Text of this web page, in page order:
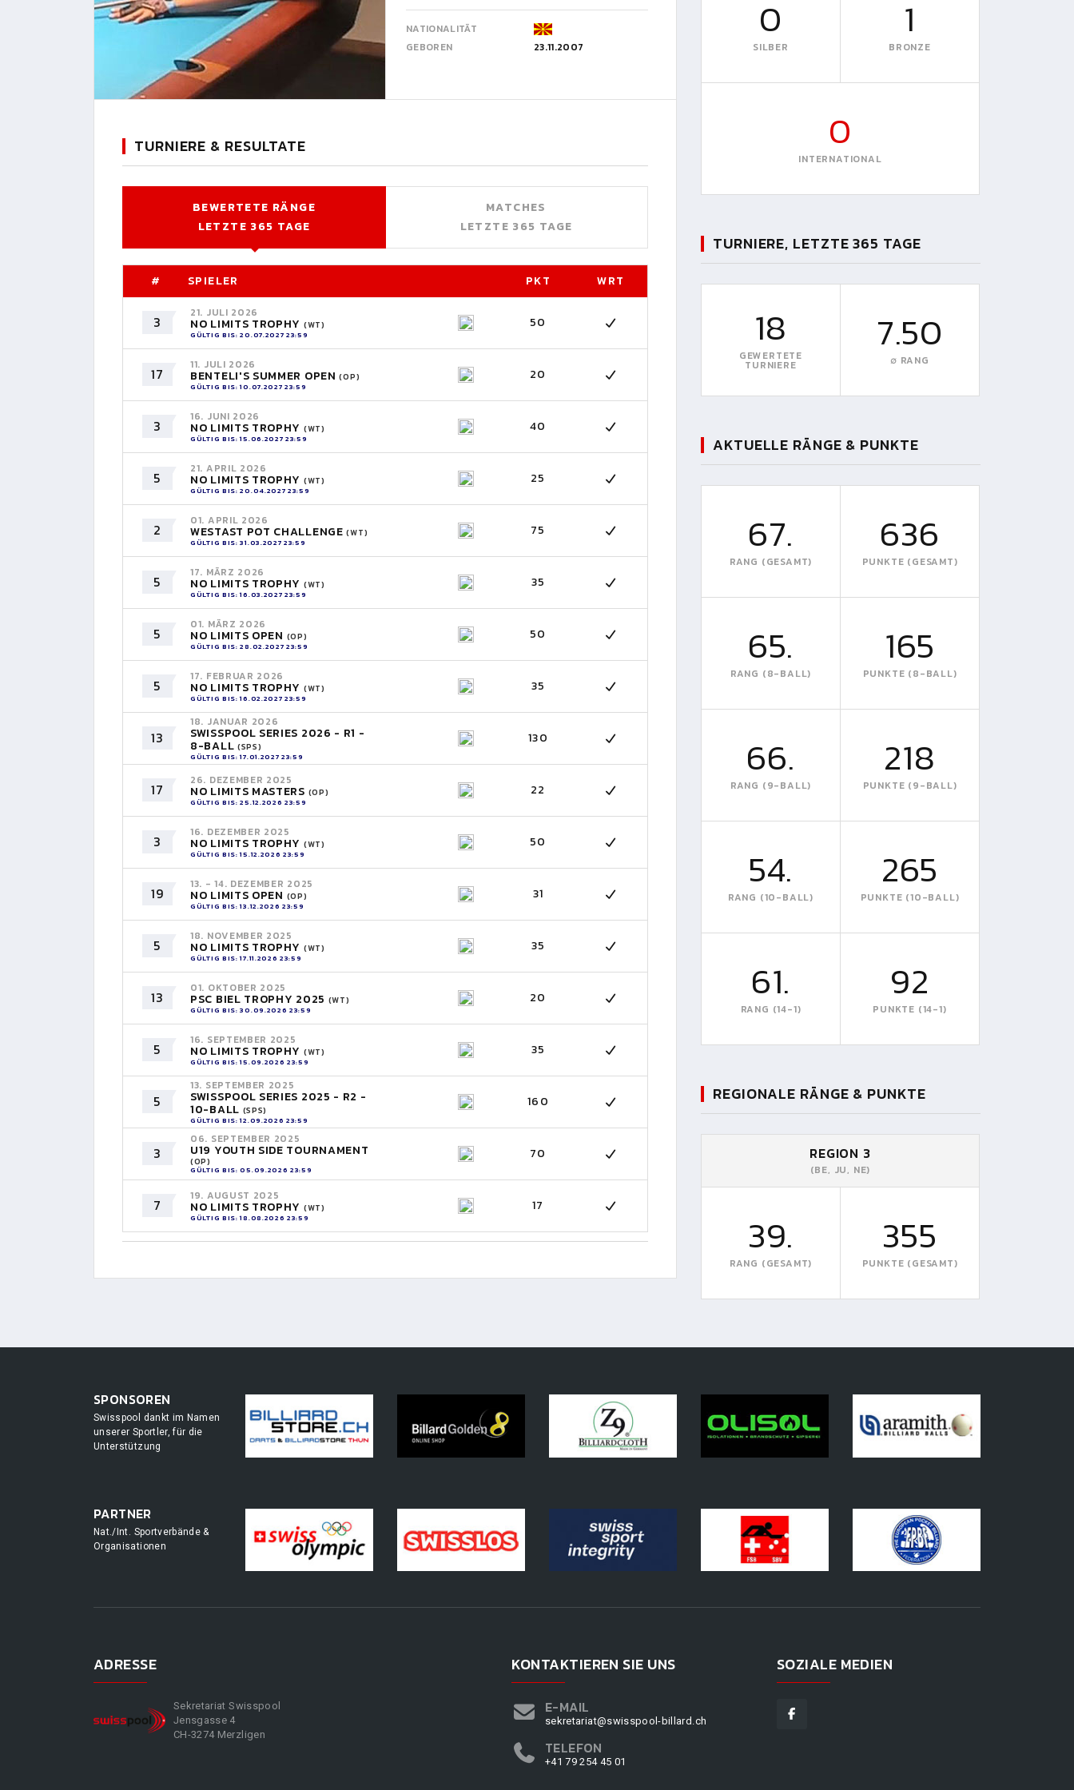
NATIONALITÄT
GEBOREN
23.11.2007
TURNIERE & RESULTATE
BEWERTETE RÄNGE
LETZTE 365 TAGE
MATCHES
LETZTE 365 TAGE
# SPIELER PKT WRT
3
21. JULI 2026
NO LIMITS TROPHY (WT)
GÜLTIG BIS: 20.07.2027 23:59
50
17
11. JULI 2026
BENTELI'S SUMMER OPEN(OP)
GÜLTIG BIS: 10.07.2027 23:59
20
3
16. JUNI 2026
NO LIMITS TROPHY (WT)
GÜLTIG BIS: 15.06.2027 23:59
40
5
21. APRIL 2026
NO LIMITS TROPHY (WT)
GÜLTIG BIS: 20.04.2027 23:59
25
2
01. APRIL 2026
WESTAST POT CHALLENGE(WT)
GÜLTIG BIS: 31.03.2027 23:59
75
5
17. MÄRZ 2026
NO LIMITS TROPHY (WT)
GÜLTIG BIS: 16.03.2027 23:59
35
5
01. MÄRZ 2026
NO LIMITS OPEN (OP)
GÜLTIG BIS: 28.02.2027 23:59
50
5
17. FEBRUAR 2026
NO LIMITS TROPHY (WT)
GÜLTIG BIS: 16.02.2027 23:59
35
13
18. JANUAR 2026
SWISSPOOL SERIES 2026 - R1 -
8-BALL (SPS)
GÜLTIG BIS: 17.01.2027 23:59
130
17
26. DEZEMBER 2025
NO LIMITS MASTERS (OP)
GÜLTIG BIS: 25.12.2026 23:59
22
3
16. DEZEMBER 2025
NO LIMITS TROPHY (WT)
GÜLTIG BIS: 15.12.2026 23:59
50
19
13. - 14. DEZEMBER 2025
NO LIMITS OPEN (OP)
GÜLTIG BIS: 13.12.2026 23:59
31
5
18. NOVEMBER 2025
NO LIMITS TROPHY (WT)
GÜLTIG BIS: 17.11.2026 23:59
35
13
01. OKTOBER 2025
PSC BIEL TROPHY 2025 (WT)
GÜLTIG BIS: 30.09.2026 23:59
20
5
16. SEPTEMBER 2025
NO LIMITS TROPHY (WT)
GÜLTIG BIS: 15.09.2026 23:59
35
5
13. SEPTEMBER 2025
SWISSPOOL SERIES 2025 - R2 -
10-BALL (SPS)
GÜLTIG BIS: 12.09.2026 23:59
160
3
06. SEPTEMBER 2025
U19 YOUTH SIDE TOURNAMENT
(OP)
GÜLTIG BIS: 05.09.2026 23:59
70
7
19. AUGUST 2025
NO LIMITS TROPHY (WT)
GÜLTIG BIS: 18.08.2026 23:59
17
0
SILBER
1
BRONZE
0
INTERNATIONAL
TURNIERE, LETZTE 365 TAGE
18
GEWERTETE
TURNIERE
7.50
∅ RANG
AKTUELLE RÄNGE & PUNKTE
67.
RANG (GESAMT)
636
PUNKTE (GESAMT)
65.
RANG (8-BALL)
165
PUNKTE (8-BALL)
66.
RANG (9-BALL)
218
PUNKTE (9-BALL)
54.
RANG (10-BALL)
265
PUNKTE (10-BALL)
61.
RANG (14-1)
92
PUNKTE (14-1)
REGIONALE RÄNGE & PUNKTE
REGION 3
(BE, JU, NE)
39.
RANG (GESAMT)
355
PUNKTE (GESAMT)
SPONSOREN
Swisspool dankt im Namen
unserer Sportler, für die
Unterstützung
PARTNER
Nat./Int. Sportverbände &
Organisationen
ADRESSE
Sekretariat Swisspool
Jensgasse 4
CH-3274 Merzligen
KONTAKTIEREN SIE UNS
E-MAIL
sekretariat@swisspool-billard.ch
TELEFON
+41 79 254 45 01
SOZIALE MEDIEN